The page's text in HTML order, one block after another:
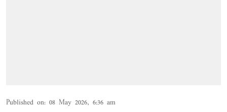
Published on: 08 May 2026, 6:36 am